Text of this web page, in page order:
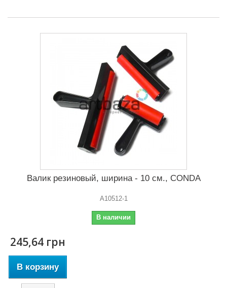
Валик резиновый, ширина - 10 см., CONDA
A10512-1
В наличии
245,64 грн
В корзину